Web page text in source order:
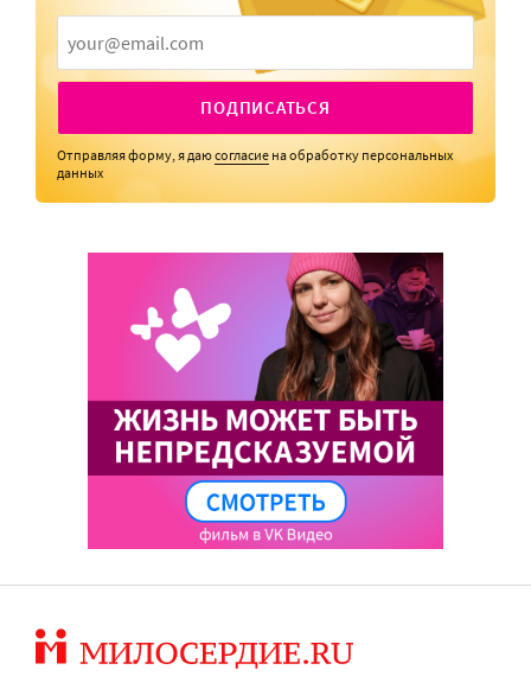
ПОДПИСАТЬСЯ
Отправляя форму, я даюсогласие на обработку персональных
данных